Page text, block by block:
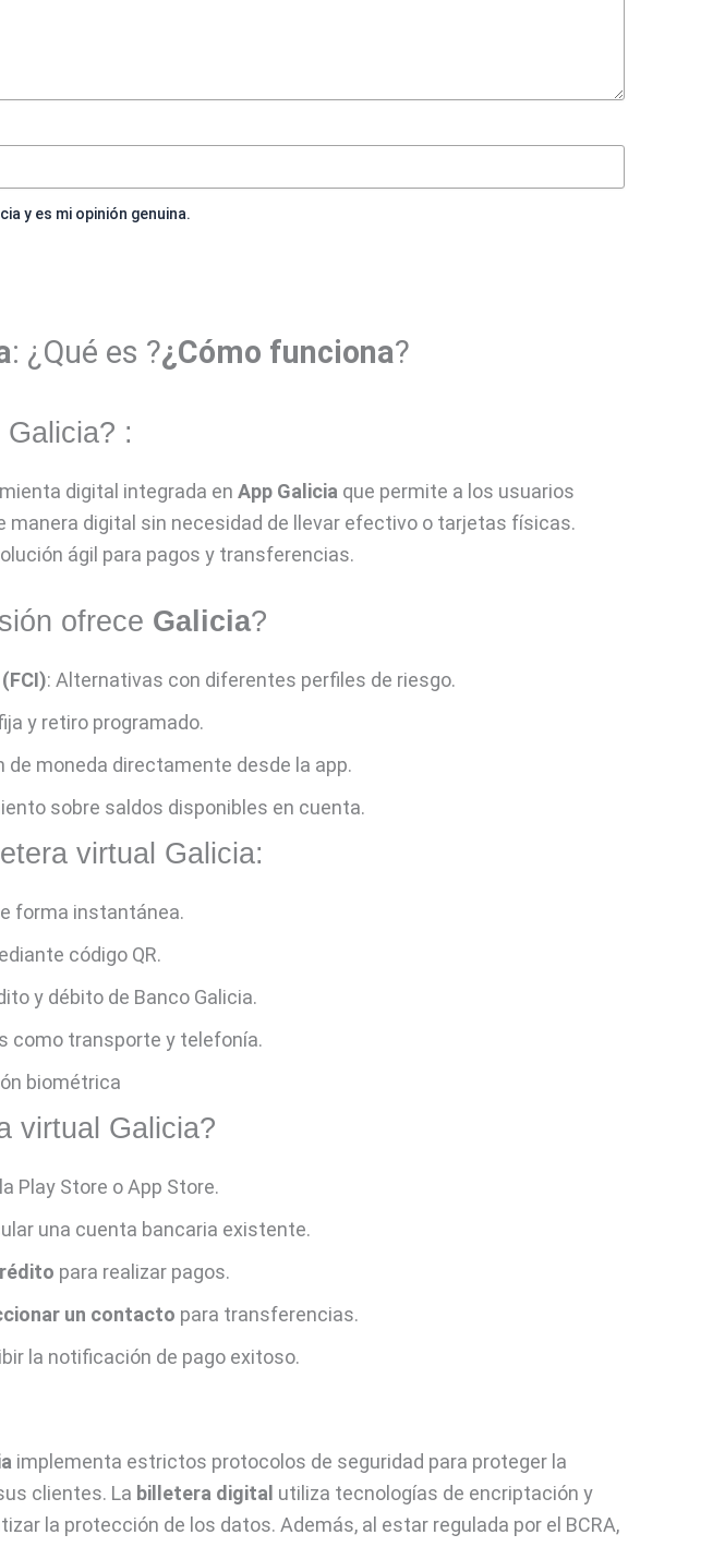
y es mi opinión genuina.
: ¿Qué es ?¿Cómo funciona?
:
digital integrada en App Galicia que permite a los usuarios
manera digital sin necesidad de llevar efectivo o tarjetas físicas.
ágil para pagos y transferencias.
ofrece Galicia?
: Alternativas con diferentes perfiles de riesgo.
y retiro programado.
de moneda directamente desde la app.
sobre saldos disponibles en cuenta.
virtual Galicia:
forma instantánea.
código QR.
y débito de Banco Galicia.
como transporte y telefonía.
biométrica
virtual Galicia?
Play Store o App Store.
una cuenta bancaria existente.
para realizar pagos.
un contacto para transferencias.
la notificación de pago exitoso.
implementa estrictos protocolos de seguridad para proteger la
clientes. La billetera digital utiliza tecnologías de encriptación y
la protección de los datos. Además, al estar regulada por el BCRA,